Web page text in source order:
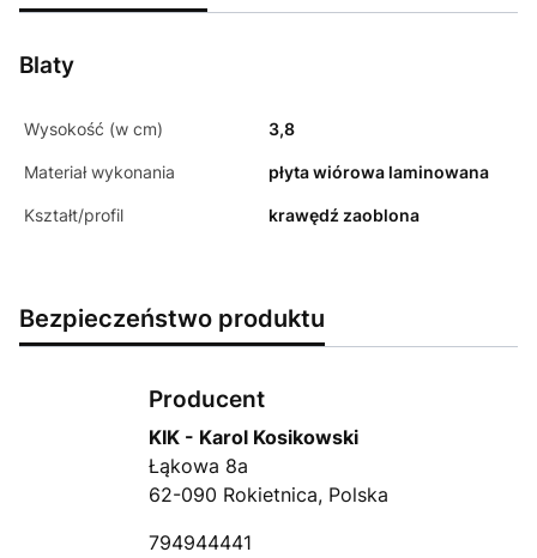
Blaty
Wysokość (w cm) 3,8
Materiał wykonania płyta wiórowa laminowana
Kształt/profil krawędź zaoblona
Bezpieczeństwo produktu
Producent
KIK - Karol Kosikowski
Łąkowa 8a
62-090 Rokietnica, Polska
794944441